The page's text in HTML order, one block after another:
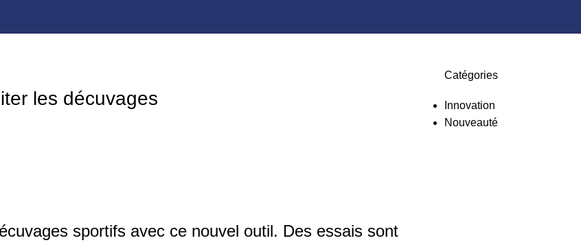
les décuvages
sportifs avec ce nouvel outil. Des essais sont
Catégories
Innovation
Nouveauté